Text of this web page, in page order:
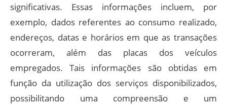
significativas. Essas informações incluem, por
exemplo, dados referentes ao consumo realizado,
endereços, datas e horários em que as transações
ocorreram, além das placas dos veículos
empregados. Tais informações são obtidas em
função da utilização dos serviços disponibilizados,
possibilitando uma compreensão e um